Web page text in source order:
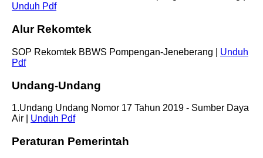
Unduh Pdf
Alur Rekomtek
SOP Rekomtek BBWS Pompengan-Jeneberang | Unduh
Pdf
Undang-Undang
1.Undang Undang Nomor 17 Tahun 2019 - Sumber Daya
Air | Unduh Pdf
Peraturan Pemerintah